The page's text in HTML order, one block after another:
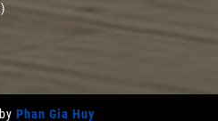
Phan Gia Huy